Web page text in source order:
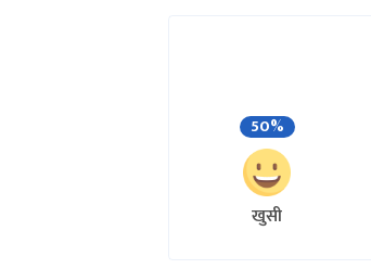
50%
खुसी